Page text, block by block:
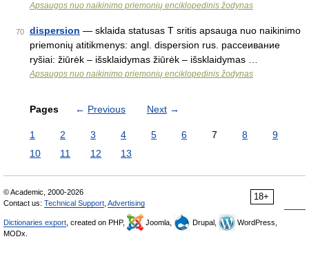
Apsaugos nuo naikinimo priemonių enciklopedinis žodynas
70 dispersion — sklaida statusas T sritis apsauga nuo naikinimo
priemonių atitikmenys: angl. dispersion rus. рассеивание
ryšiai: žiūrėk – išsklaidymas žiūrėk – išsklaidymas …
Apsaugos nuo naikinimo priemonių enciklopedinis žodynas
Pages ← Previous Next →
1 2 3 4 5 6 7 8
9
10
11 12 13
18+
© Academic, 2000-2026
Contact us: Technical Support Advertising
Dictionaries export , created on PHP, Joomla, Drupal,
WordPress,
MODx.